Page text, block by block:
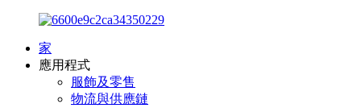
家
應用程式
服飾及零售
物流與供應鏈